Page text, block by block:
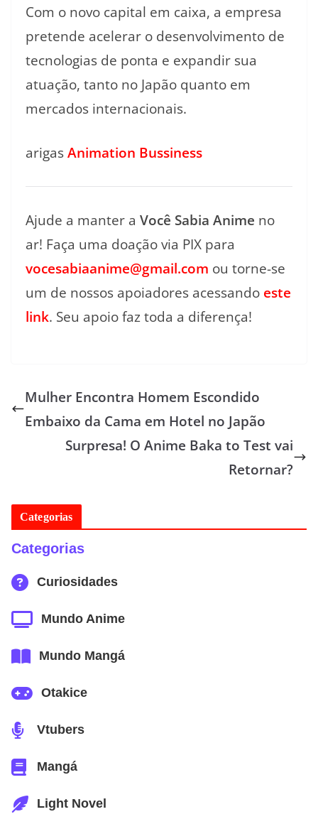
Com o novo capital em caixa, a empresa
pretende acelerar o desenvolvimento de
tecnologias de ponta e expandir sua
atuação, tanto no Japão quanto em
mercados internacionais.
arigasAnimation Bussiness
Ajude a manter a Você Sabia Anime no
ar! Faça uma doação via PIX para
vocesabiaanime@gmail.com ou torne-se
um de nossos apoiadores acessando este
link. Seu apoio faz toda a diferença!
Mulher Encontra Homem Escondido
Embaixo da Cama em Hotel no Japão
Surpresa! O Anime Baka to Test vai
Retornar?
Categorias
Categorias
Curiosidades
Mundo Anime
Mundo Mangá
Otakice
Vtubers
Mangá
Light Novel